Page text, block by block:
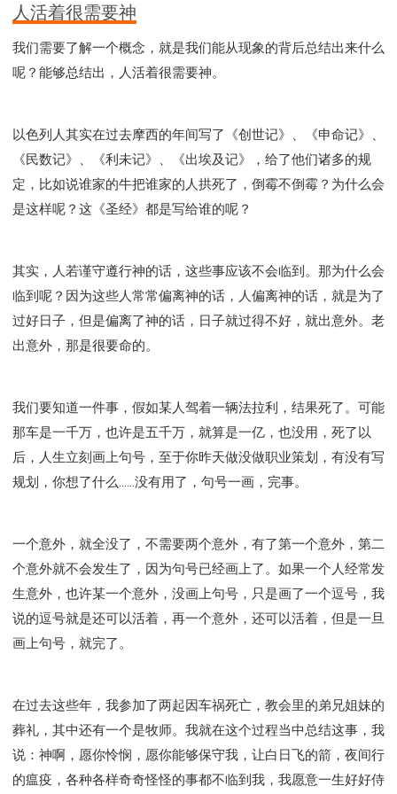
人活着很需要神
我们需要了解一个概念，就是我们能从现象的背后总结出来什么
呢？能够总结出，人活着很需要神。
以色列人其实在过去摩西的年间写了《创世记》、《申命记》、
《民数记》、《利未记》、《出埃及记》，给了他们诸多的规
定，比如说谁家的牛把谁家的人拱死了，倒霉不倒霉？为什么会
是这样呢？这《圣经》都是写给谁的呢？
其实，人若谨守遵行神的话，这些事应该不会临到。那为什么会
临到呢？因为这些人常常偏离神的话，人偏离神的话，就是为了
过好日子，但是偏离了神的话，日子就过得不好，就出意外。老
出意外，那是很要命的。
我们要知道一件事，假如某人驾着一辆法拉利，结果死了。可能
那车是一千万，也许是五千万，就算是一亿，也没用，死了以
后，人生立刻画上句号，至于你昨天做没做职业策划，有没有写
规划，你想了什么......没有用了，句号一画，完事。
一个意外，就全没了，不需要两个意外，有了第一个意外，第二
个意外就不会发生了，因为句号已经画上了。如果一个人经常发
生意外，也许某一个意外，没画上句号，只是画了一个逗号，我
说的逗号就是还可以活着，再一个意外，还可以活着，但是一旦
画上句号，就完了。
在过去这些年，我参加了两起因车祸死亡，教会里的弟兄姐妹的
葬礼，其中还有一个是牧师。我就在这个过程当中总结这事，我
说：神啊，愿你怜悯，愿你能够保守我，让白日飞的箭，夜间行
的瘟疫，各种各样奇奇怪怪的事都不临到我，我愿意一生好好侍